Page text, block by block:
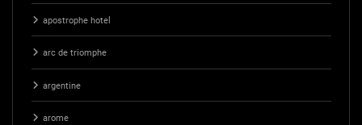
apostrophe hotel
arc de triomphe
argentine
arome